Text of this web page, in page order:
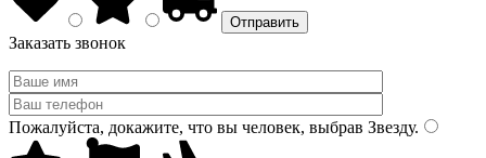
Заказать звонок
Пожалуйста, докажите, что вы человек, выбрав Звезду.